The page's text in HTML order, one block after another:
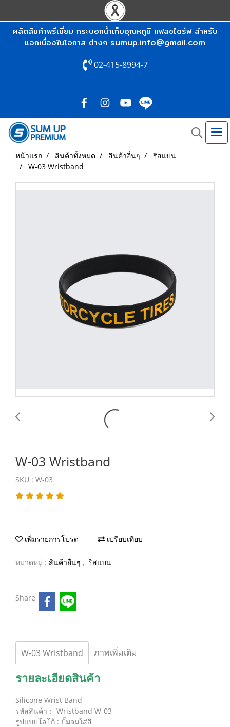
ผลิตสินค้าพรีเมี่ยม กระบอกน้ำเก็บอุณหภูมิ แฟลชไดร์ฟ สำหรับ
แจกเนื่องในโอกาส ต่างๆ sumup.info@gmail.com
02-415-8994-7
หน้าแรก สินค้าทั้งหมด สินค้าอื่นๆ
ริสแบน
W-03 Wristband
W-03 Wristband
SKU : W-03
เพิ่มรายการโปรด เปรียบเทียบ
หมวดหมู่ : สินค้าอื่นๆ , ริสแบน
Share
W-03 Wristband ภาพเพิ่มเติม
รายละเอียดสินค้า
Silicone Wrist Band
รหัสสินค้า： Wristband W-03
รูปแบบโลโก้ : ปั๊มจมใส่สี